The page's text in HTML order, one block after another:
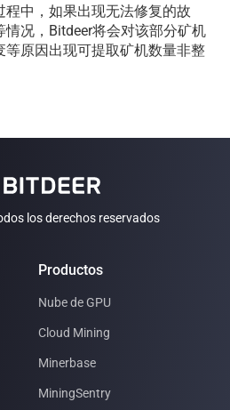
程中，如果出现无法修复的故
况，Bitdeer将会对该部分矿机
原因出现可提取矿机数量非整
los derechos reservados
Productos
Nube de GPU
Cloud Mining
Minerbase
MiningSentry